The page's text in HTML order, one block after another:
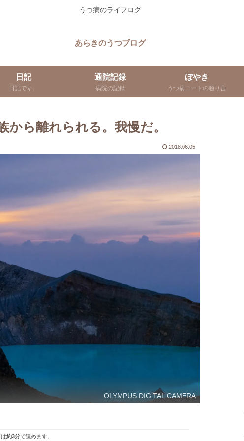
うつ病のライフログ
あらきのうつブログ
日記
日記です。
通院記録
病院の記録
ぼやき
うつ病ニートの独り言
ら離れられる。我慢だ。
2018.06.05
OLYMPUS DIGITAL CAMERA
約3分で読めます。